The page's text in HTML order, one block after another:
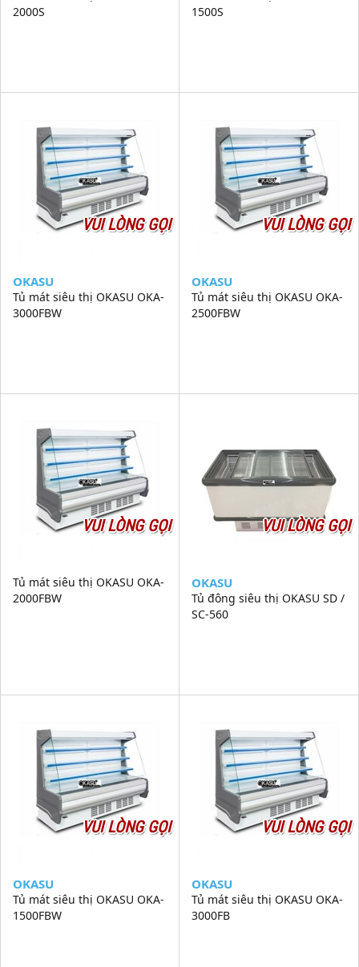
2000S
1500S
VUI LÒNG GỌI
OKASU
Tủ mát siêu thị OKASU OKA-
3000FBW
VUI LÒNG GỌI
OKASU
Tủ mát siêu thị OKASU OKA-
2500FBW
VUI LÒNG GỌI
Tủ mát siêu thị OKASU OKA-
2000FBW
VUI LÒNG GỌI
OKASU
Tủ đông siêu thị OKASU SD /
SC-560
VUI LÒNG GỌI
OKASU
Tủ mát siêu thị OKASU OKA-
1500FBW
VUI LÒNG GỌI
OKASU
Tủ mát siêu thị OKASU OKA-
3000FB